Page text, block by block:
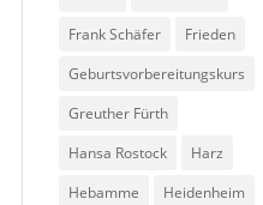
Frank Schäfer
Frieden
Geburtsvorbereitungskurs
Greuther Fürth
Hansa Rostock
Harz
Hebamme
Heidenheim